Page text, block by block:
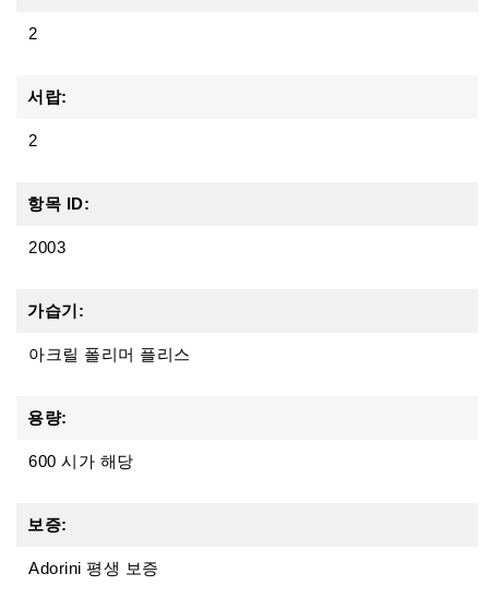
2
서랍:
2
항목 ID:
2003
가습기:
아크릴 폴리머 플리스
용량:
600 시가 해당
보증:
Adorini 평생 보증